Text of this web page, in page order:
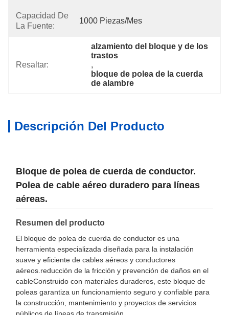
Capacidad De
La Fuente:
1000 Piezas/mes
Resaltar:
alzamiento del bloque y de los
trastos
,
bloque de polea de la cuerda
de alambre
Descripción Del Producto
Bloque de polea de cuerda de conductor.
Polea de cable aéreo duradero para líneas
aéreas.
Resumen del producto
El bloque de polea de cuerda de conductor es una
herramienta especializada diseñada para la instalación
suave y eficiente de cables aéreos y conductores
aéreos.reducción de la fricción y prevención de daños en el
cableConstruido con materiales duraderos, este bloque de
poleas garantiza un funcionamiento seguro y confiable para
la construcción, mantenimiento y proyectos de servicios